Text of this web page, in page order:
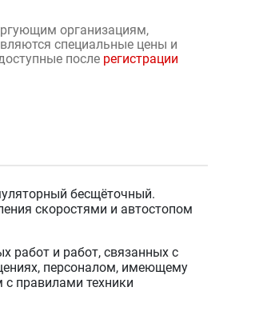
организациям,
специальные цены и
после регистрации
бесщёточный.
скоростями и автостопом
работ и работ, связанных с
персоналом, имеющему
правилами техники